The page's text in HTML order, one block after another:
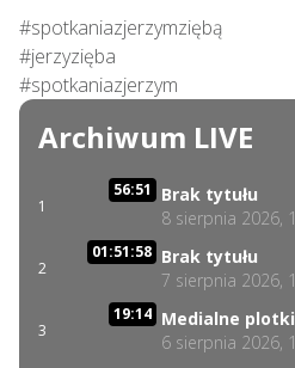
#spotkaniazjerzymziębą
#jerzyzięba
#spotkaniazjerzym
Archiwum LIVE
1
56:51
Brak tytułu
8 sierpnia 2026,
2
01:51:58 Brak tytułu
7 sierpnia 2026,
3
19:14 Medialne
6 sierpnia 2026,